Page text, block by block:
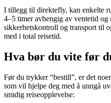
I tillegg til direktefly, kan enkelte
4–5 timer avhengig av ventetid
sikkerhetskontroll og transport til
med i total reisetid.
Hva bør du vite før
Før du trykker “bestill”, er det
som vil hjelpe deg med å unngå
smidig reiseopplevelse: